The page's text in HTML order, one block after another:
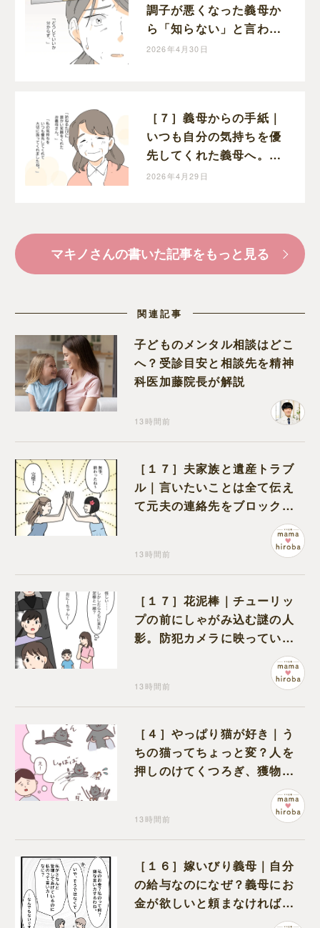
調子が悪くなった義母か
ら「知らない」と言われ
てショックを受ける嫁
2026年4月30日
［７］義母からの手紙｜
いつも自分の気持ちを優
先してくれた義母へ。嫁
から今までの感謝の気持
2026年4月29日
マキノさんの書いた記事をもっと見る
関連記事
子どものメンタル相談はどこ
へ？受診目安と相談先を精神
科医加藤院長が解説
13時間前
［１７］夫家族と遺産トラブ
ル｜言いたいことは全て伝え
て元夫の連絡先をブロック。
離婚できた喜びを噛みしめる
13時間前
［１７］花泥棒｜チューリッ
プの前にしゃがみ込む謎の人
影。防犯カメラに映っていた
13時間前
［４］やっぱり猫が好き｜う
ちの猫ってちょっと変？人を
押しのけてくつろぎ、獲物に
も物怖じしない鋼のハート
13時間前
［１６］嫁いびり義母｜自分
の給与なのになぜ？義母にお
金が欲しいと頼まなければな